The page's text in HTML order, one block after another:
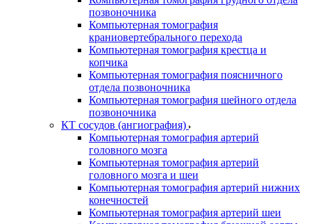
позвоночника
Компьютерная томография
краниовертебрального перехода
Компьютерная томография крестца и
копчика
Компьютерная томография поясничного
отдела позвоночника
Компьютерная томография шейного отдела
позвоночника
КТ сосудов (ангиография)
Компьютерная томография артерий
головного мозга
Компьютерная томография артерий
головного мозга и шеи
Компьютерная томография артерий нижних
конечностей
Компьютерная томография артерий шеи